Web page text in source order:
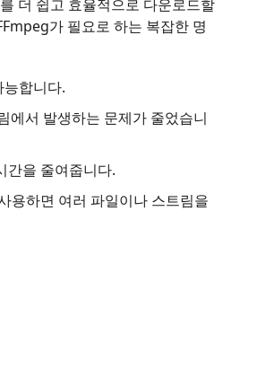
더 쉽고 효율적으로 다운로드할
가 필요로 하는 복잡한 명
합니다.
에서 발생하는 문제가 줄었습니
간을 줄여줍니다.
용하면 여러 파일이나 스트림을